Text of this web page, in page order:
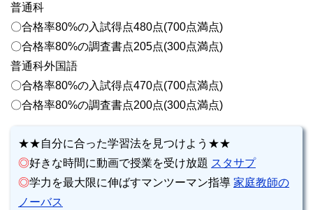
普通科
〇合格率80%の入試得点480点(700点満点)
〇合格率80%の調査書点205点(300点満点)
普通科外国語
〇合格率80%の入試得点470点(700点満点)
〇合格率80%の調査書点200点(300点満点)
★★自分に合った学習法を見つけよう★★
◎好きな時間に動画で授業を受け放題 スタサプ
◎学力を最大限に伸ばすマンツーマン指導 家庭教師の
ノーバス